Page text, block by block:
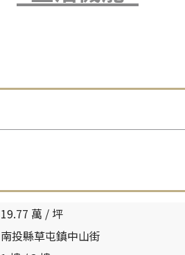
19.77 萬 / 坪
南投縣草屯鎮中山街